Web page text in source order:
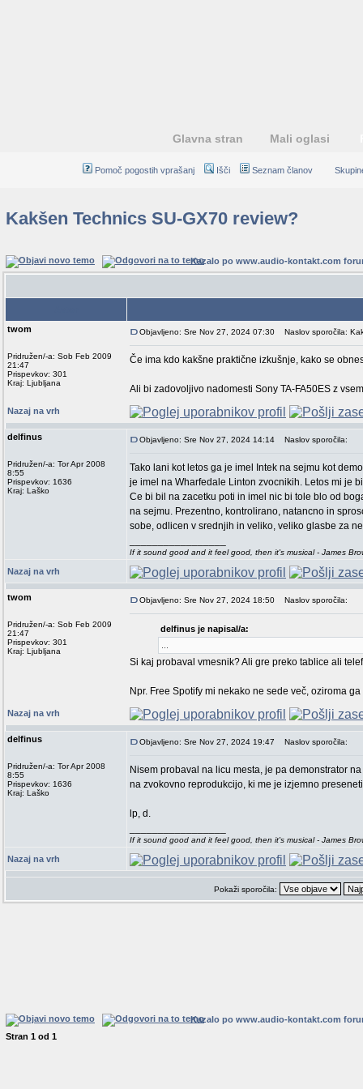
Glavna stran Mali oglasi
Pomoč pogostih vprašanj Išči Seznam članov
Kakšen Technics SU-GX70 review?
Kazalo po www.audio-kontakt.com
twom
Pridružen/-a: Sob Feb 2009
21:47
Prispevkov: 301
Kraj: Ljubljana
Objavljeno: Sre Nov 27, 2024 07:30 Naslov sporočila:
Če ima kdo kakšne praktične izkušnje, kako se
Ali bi zadovoljivo nadomesti Sony TA-FA50ES z
Nazaj na vrh
delfinus
Pridružen/-a: Tor Apr 2008
8:55
Prispevkov: 1636
Kraj: Laško
Objavljeno: Sre Nov 27, 2024 14:14 Naslov sporočila:
Tako lani kot letos ga je imel Intek na sejmu kot
je imel na Wharfedale Linton zvocnikih. Letos mi je
Ce bi bil na zacetku poti in imel nic bi tole blo od
na sejmu. Prezentno, kontrolirano, natancno in
sobe, odlicen v srednjih in veliko, veliko glasbe za
If it sound good and it feel good, then it's musical - James
Nazaj na vrh
twom
Pridružen/-a: Sob Feb 2009
21:47
Prispevkov: 301
Kraj: Ljubljana
Objavljeno: Sre Nov 27, 2024 18:50 Naslov sporočila:
delfinus je napisal/a:
Si kaj probaval vmesnik? Ali gre preko tablice ali
Npr. Free Spotify mi nekako ne sede več, oziroma
Nazaj na vrh
delfinus
Pridružen/-a: Tor Apr 2008
8:55
Prispevkov: 1636
Kraj: Laško
Objavljeno: Sre Nov 27, 2024 19:47 Naslov sporočila:
Nisem probaval na licu mesta, je pa demonstrator
na zvokovno reprodukcijo, ki me je izjemno
lp, d.
If it sound good and it feel good, then it's musical - James
Nazaj na vrh
Pokaži sporočila:
Kazalo po www.audio-kontakt.com
Stran 1 od 1